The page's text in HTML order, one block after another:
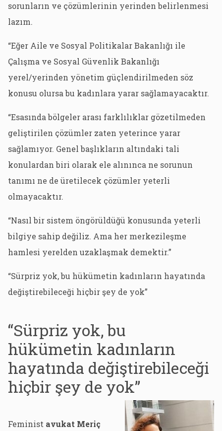
sorunların ve çözümlerinin yerinden belirlenmesi
lazım.
“Eğer Aile ve Sosyal Politikalar Bakanlığı ile
Çalışma ve Sosyal Güvenlik Bakanlığı
yerel/yerinden yönetim güçlendirilmeden söz
konusu olursa bu kadınlara yarar sağlamayacaktır.
“Esasında bölgeler arası farklılıklar gözetilmeden
geliştirilen çözümler zaten yeterince yarar
sağlamıyor. Genel başlıkların altındaki tali
konulardan biri olarak ele alınınca ne sorunun
tanımı ne de üretilecek çözümler yeterli
olmayacaktır.
“Nasıl bir sistem öngörüldüğü konusunda yeterli
bilgiye sahip değiliz. Ama her merkezileşme
hamlesi yerelden uzaklaşmak demektir.”
“Sürpriz yok, bu hükümetin kadınların hayatında
değiştirebileceği hiçbir şey de yok”
“Sürpriz yok, bu
hükümetin kadınların
hayatında değiştirebileceği
hiçbir şey de yok”
Feminist avukat Meriç